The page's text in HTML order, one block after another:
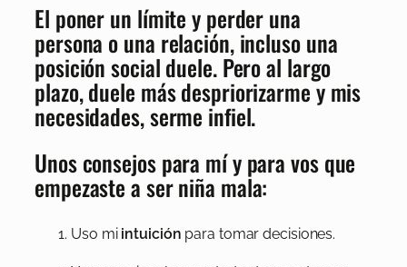
El poner un límite y perder una
persona o una relación, incluso una
posición social duele. Pero al largo
plazo, duele más despriorizarme y mis
necesidades, serme infiel.
Unos consejos para mí y para vos que
empezaste a ser niña mala:
Uso mi intuición para tomar decisiones.